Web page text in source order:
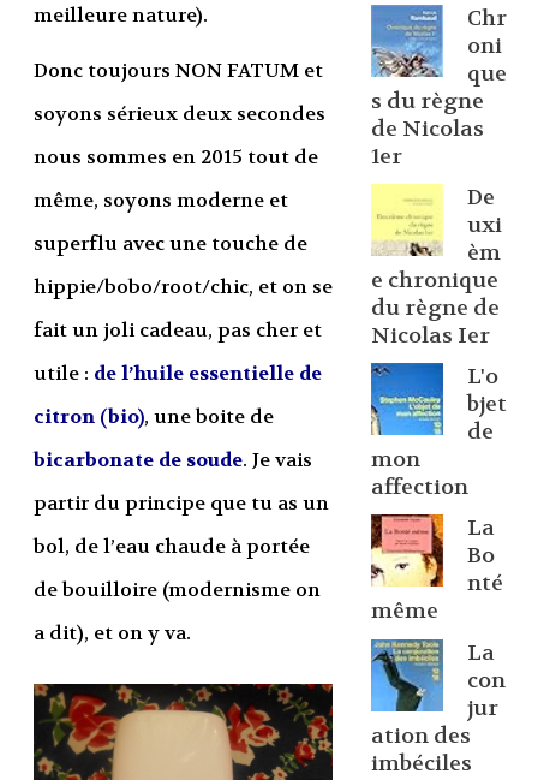
meilleure nature).
Donc toujours NON FATUM et
soyons sérieux deux secondes
nous sommes en 2015 tout de
même, soyons moderne et
superflu avec une touche de
hippie/bobo/root/chic, et on se
fait un joli cadeau, pas cher et
utile : de l’huile essentielle de
citron (bio), une boite de
bicarbonate de soude. Je vais
partir du principe que tu as un
bol, de l’eau chaude à portée
de bouilloire (modernisme on
a dit), et on y va.
Chr
oni
que
s du règne
de Nicolas
1er
De
uxi
èm
e chronique
du règne de
Nicolas Ier
L'o
bjet
de
mon
affection
La
Bo
nté
même
La
con
jur
ation des
imbéciles